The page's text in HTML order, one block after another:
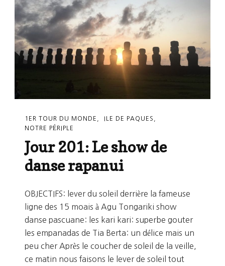
Moais
1ER TOUR DU MONDE
ILE DE PAQUES
NOTRE PÉRIPLE
Jour 201: Le show de
danse rapanui
OBJECTIFS: lever du soleil derrière la fameuse
ligne des 15 moais à Agu Tongariki show
danse pascuane: les kari kari: superbe gouter
les empanadas de Tia Berta: un délice mais un
peu cher Après le coucher de soleil de la veille,
ce matin nous faisons le lever de soleil tout